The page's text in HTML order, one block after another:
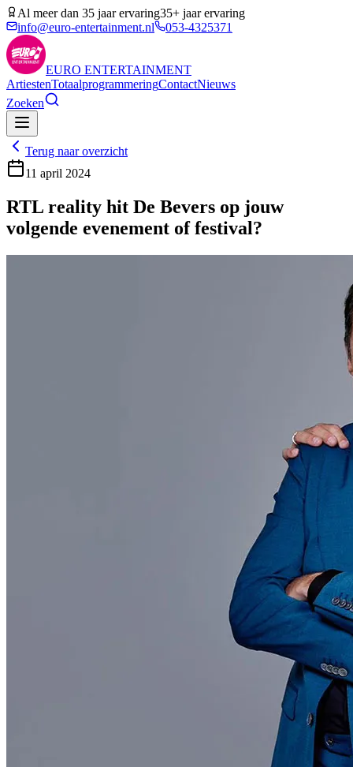
Al meer dan 35 jaar ervaring35+ jaar ervaring
info@euro-entertainment.nl
053-4325371
EURO ENTERTAINMENT
ArtiestenTotaalprogrammeringContactNieuws
Zoeken
Terug naar overzicht
11 april 2024
RTL reality hit De Bevers op jouw
volgende evenement of festival?